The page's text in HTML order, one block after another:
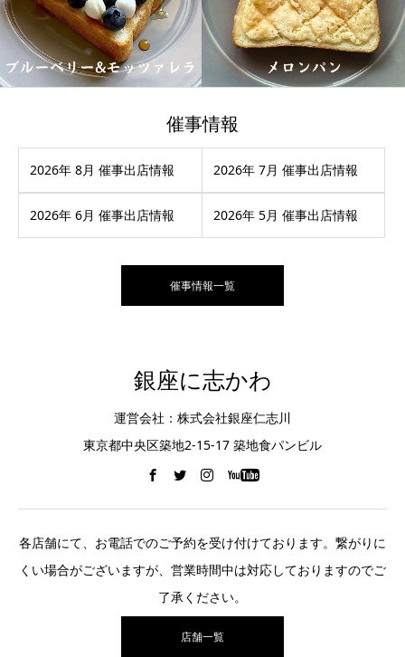
催事情報
2026年 8月 催事出店情報 2026年 7月 催事出店情報
2026年 6月 催事出店情報 2026年 5月 催事出店情報
催事情報一覧
銀座に志かわ
運営会社：株式会社銀座仁志川
東京都中央区築地2-15-17 築地食パンビル
各店舗にて、お電話でのご予約を受け付けております。繋がりに
くい場合がございますが、営業時間中は対応しておりますのでご
了承ください。
店舗一覧